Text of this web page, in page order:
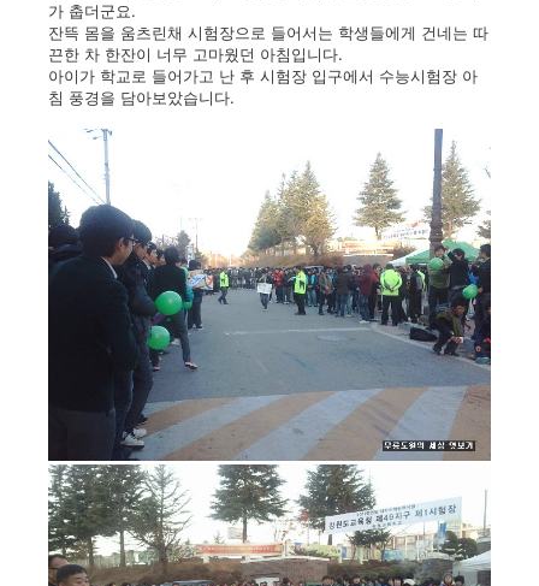
가 춥더군요.
잔뜩 몸을 움츠린채 시험장으로 들어서는 학생들에게 건네는 따
끈한 차 한잔이 너무 고마웠던 아침입니다.
아이가 학교로 들어가고 난 후 시험장 입구에서 수능시험장 아
침 풍경을 담아보았습니다.